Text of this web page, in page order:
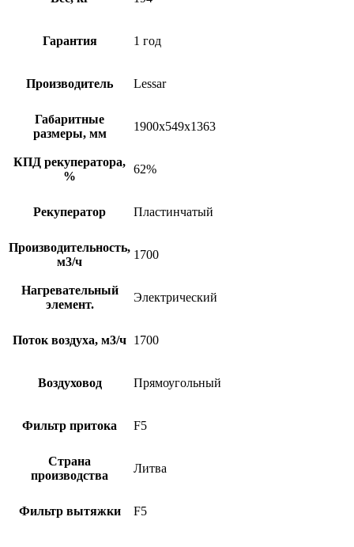
Гарантия 1 год
Производитель Lessar
Габаритные
размеры, мм
1900x549x1363
КПД рекуператора,
%
62%
Рекуператор Пластинчатый
Производительность,
м3/ч
1700
Нагревательный
элемент.
Электрический
Поток воздуха, м3/ч 1700
Воздуховод Прямоугольный
Фильтр притока F5
Страна
производства
Литва
Фильтр вытяжки F5